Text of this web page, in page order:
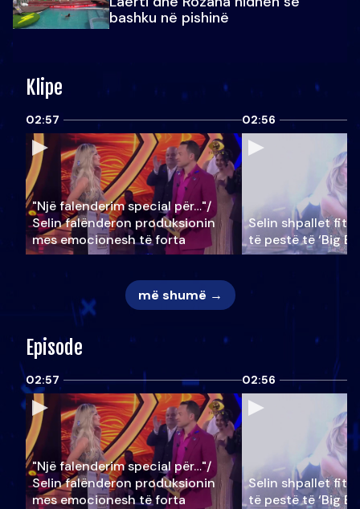
bashku në pishinë
Klipe
02:57
"Një falenderim special për…"/
Selin falënderon produksionin
mes emocionesh të forta
02:56
Selin shpallet
të pestë të ‘Big
më shumë →
Episode
02:57
"Një falenderim special për…"/
Selin falënderon produksionin
mes emocionesh të forta
02:56
Selin shpallet
të pestë të ‘Big